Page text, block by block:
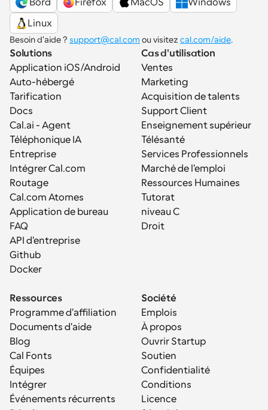
Linux
Besoin d'aide ? support@cal.com ou visitez cal.com/aide.
Solutions
Application iOS/Android
Auto-hébergé
Tarification
Docs
Cal.ai - Agent
Téléphonique IA
Entreprise
Intégrer Cal.com
Routage
Cal.com Atomes
Application de bureau
FAQ
API d'entreprise
Github
Docker
Cas d'utilisation
Ventes
Marketing
Acquisition de talents
Support Client
Enseignement supérieur
Télésanté
Services Professionnels
Marché de l'emploi
Ressources Humaines
Tutorat
niveau C
Droit
Ressources
Programme d'affiliation
Documents d'aide
Blog
Cal Fonts
Équipes
Intégrer
Événements récurrents
Société
Emplois
À propos
Ouvrir Startup
Soutien
Confidentialité
Conditions
Licence